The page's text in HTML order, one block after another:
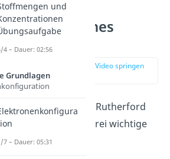
Rutherfordsches
Atommodell
zur Stelle im Video springen
Das Atommodell von Rutherford
zeichnet sich durch drei wichtige
Eigenschaften aus:
und
4 – Dauer: 02:56
Grundlagen
7 – Dauer: 05:31